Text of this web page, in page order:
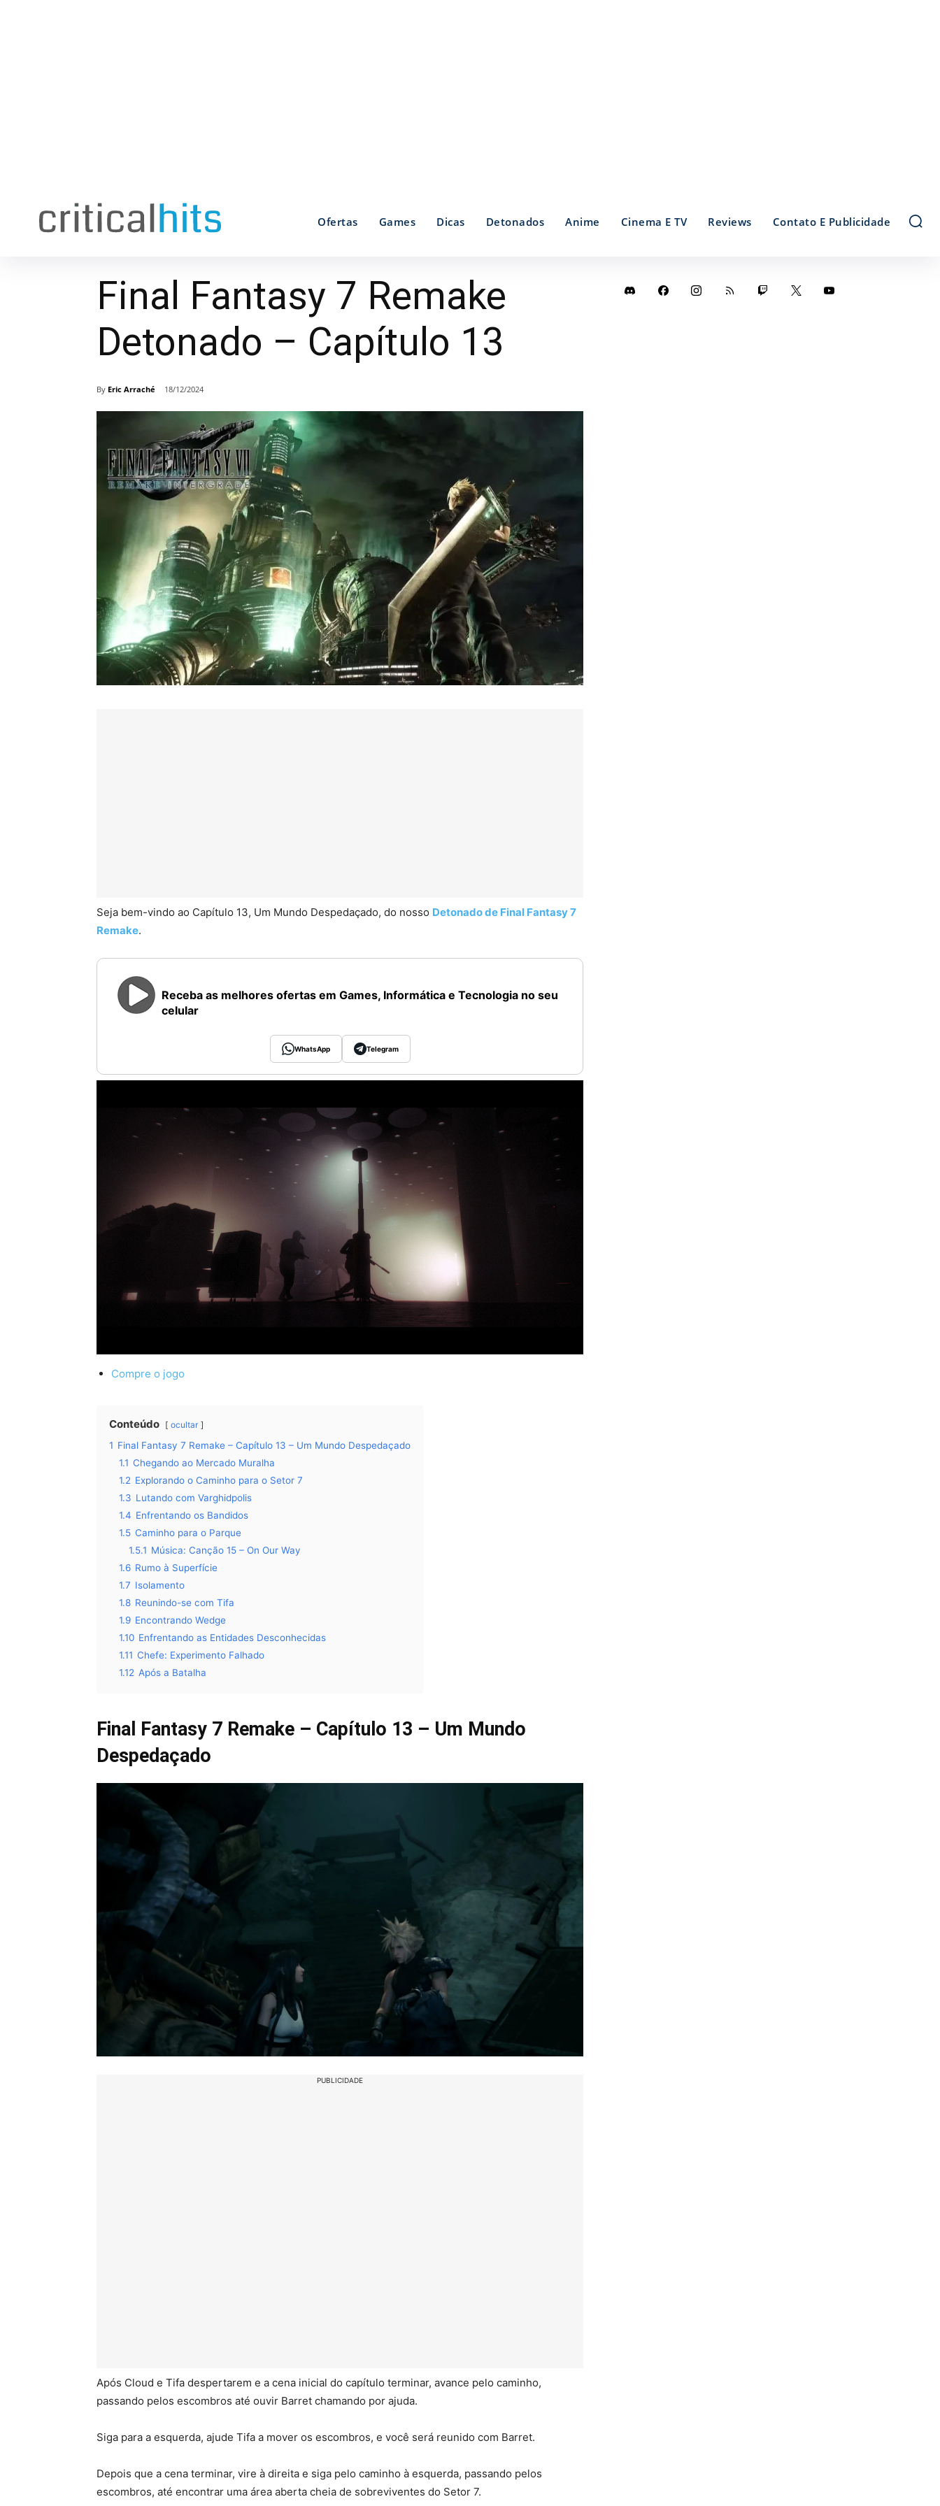
Ofertas Games Dicas Detonados Anime Cinema E TV Reviews Contato E Publicidade
Final Fantasy 7 Remake
Detonado – Capítulo 13
By Eric Arraché 18/12/2024
Seja bem-vindo ao Capítulo 13, Um Mundo Despedaçado, do nosso Detonado de Final Fantasy 7
Remake.
Receba as melhores ofertas em Games, Informática e Tecnologia no seu
celular
WhatsApp Telegram
Compre o jogo
Conteúdo ocultar
1 Final Fantasy 7 Remake – Capítulo 13 – Um Mundo Despedaçado
1.1 Chegando ao Mercado Muralha
1.2 Explorando o Caminho para o Setor 7
1.3 Lutando com Varghidpolis
1.4 Enfrentando os Bandidos
1.5 Caminho para o Parque
1.5.1 Música: Canção 15 – On Our Way
1.6 Rumo à Superfície
1.7 Isolamento
1.8 Reunindo-se com Tifa
1.9 Encontrando Wedge
1.10 Enfrentando as Entidades Desconhecidas
1.11 Chefe: Experimento Falhado
1.12 Após a Batalha
Final Fantasy 7 Remake – Capítulo 13 – Um Mundo
Despedaçado
PUBLICIDADE
Após Cloud e Tifa despertarem e a cena inicial do capítulo terminar, avance pelo caminho,
passando pelos escombros até ouvir Barret chamando por ajuda.
Siga para a esquerda, ajude Tifa a mover os escombros, e você será reunido com Barret.
Depois que a cena terminar, vire à direita e siga pelo caminho à esquerda, passando pelos
escombros, até encontrar uma área aberta cheia de sobreviventes do Setor 7.